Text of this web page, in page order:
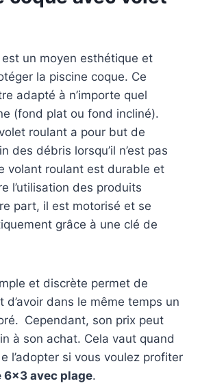
un moyen esthétique et
la piscine coque. Ce
adapté à n’importe quel
(fond plat ou fond incliné).
roulant a pour but de
des débris lorsqu’il n’est pas
volant roulant est durable et
l’utilisation des produits
part, il est motorisé et se
grâce à une clé de
et discrète permet de
d’avoir dans le même temps un
Cependant, son prix peut
à son achat. Cela vaut quand
l’adopter si vous voulez profiter
6×3 avec plage.